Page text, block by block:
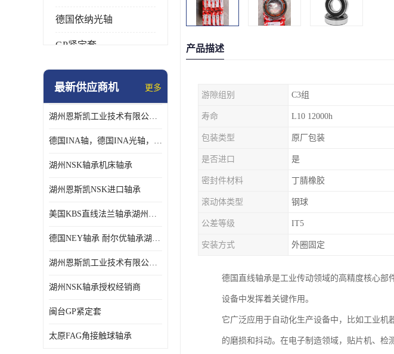
德国依纳光轴
GP紧定套
SKF轴承
日本NSK进口轴承
德国INA进口轴承
最新供应商机 更多
湖州恩斯凯工业技术有限公司 湖州NSK轴承
德国INA轴，德国INA光轴，德国依纳光轴
湖州NSK轴承机床轴承
湖州恩斯凯NSK进口轴承
美国KBS直线法兰轴承湖州KBS轴承
德国NEY轴承 耐尔优轴承湖州代理商
湖州恩斯凯工业技术有限公司NSK轴承*经销商
湖州NSK轴承授权经销商
闽台GP紧定套
太原FAG角接触球轴承
产品描述
游隙组别 C3组
寿命 L10 12000h
包装类型 原厂包装
是否进口 是
密封件材料 丁腈橡胶
滚动体类型 钢球
公差等级 IT5
安装方式 外圈固定
德国直线轴承是工业传动领域的高精度核心部
设备中发挥着关键作用。
它广泛应用于自动化生产设备中，比如工业
的磨损和抖动。在电子制造领域，贴片机、检